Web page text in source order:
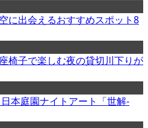
に出会えるおすすめスポット8
椅子で楽しむ夜の貸切川下りが
本庭園ナイトアート「世解-